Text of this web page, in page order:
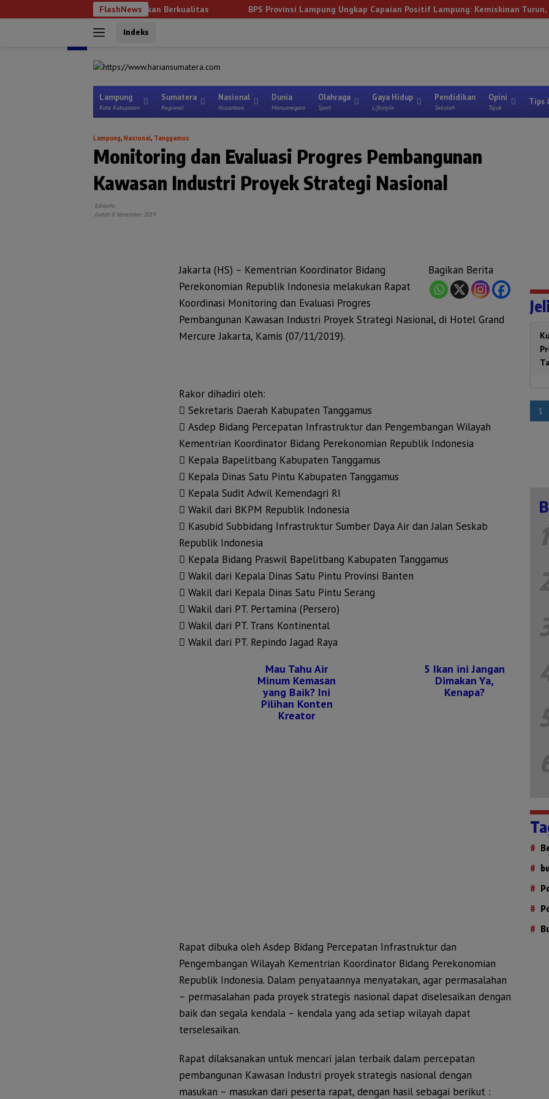
ke
FlashNews
Wujudkan Pendidikan Berkualitas BPS Provinsi Lampung Ungkap Capaian Positif Lampung: Kemiskinan Turun, Inflasi
Indeks
Lampung
Kota Kabupaten
Sumatera
Regional
Nasional
Nusantara
Dunia
Mancanegara
Olahraga
Sport
Gaya Hidup
Lifestyle
Pendidikan
Sekolah
Opini
Tajuk
Tips
Lampung, Nasional, Tanggamus
Monitoring dan Evaluasi Progres Pembangunan
Kawasan Industri Proyek Strategi Nasional
Editorhs
Jumat 8 November 2019
Bagikan Berita
Jakarta (HS) – Kementrian Koordinator Bidang
Perekonomian Republik Indonesia melakukan Rapat
Koordinasi Monitoring dan Evaluasi Progres
Pembangunan Kawasan Industri Proyek Strategi Nasional, di Hotel Grand
Mercure Jakarta, Kamis (07/11/2019).
Rakor dihadiri oleh:
 Sekretaris Daerah Kabupaten Tanggamus
 Asdep Bidang Percepatan Infrastruktur dan Pengembangan Wilayah
Kementrian Koordinator Bidang Perekonomian Republik Indonesia
 Kepala Bapelitbang Kabupaten Tanggamus
 Kepala Dinas Satu Pintu Kabupaten Tanggamus
 Kepala Sudit Adwil Kemendagri RI
 Wakil dari BKPM Republik Indonesia
 Kasubid Subbidang Infrastruktur Sumber Daya Air dan Jalan Seskab
Republik Indonesia
 Kepala Bidang Praswil Bapelitbang Kabupaten Tanggamus
 Wakil dari Kepala Dinas Satu Pintu Provinsi Banten
 Wakil dari Kepala Dinas Satu Pintu Serang
 Wakil dari PT. Pertamina (Persero)
 Wakil dari PT. Trans Kontinental
 Wakil dari PT. Repindo Jagad Raya
Mau Tahu Air
Minum Kemasan
yang Baik? Ini
Pilihan Konten
Kreator
5 Ikan ini Jangan
Dimakan Ya,
Kenapa?
Rapat dibuka oleh Asdep Bidang Percepatan Infrastruktur dan
Pengembangan Wilayah Kementrian Koordinator Bidang Perekonomian
Republik Indonesia. Dalam penyataannya menyatakan, agar permasalahan
– permasalahan pada proyek strategis nasional dapat diselesaikan dengan
baik dan segala kendala – kendala yang ada setiap wilayah dapat
terselesaikan.
Rapat dilaksanakan untuk mencari jalan terbaik dalam percepatan
pembangunan Kawasan Industri proyek strategis nasional dengan
masukan – masukan dari peserta rapat, dengan hasil sebagai berikut :
1
1